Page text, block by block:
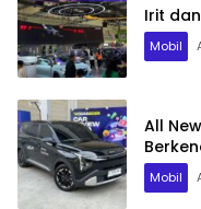
Irit
Mobil
All
Mobil